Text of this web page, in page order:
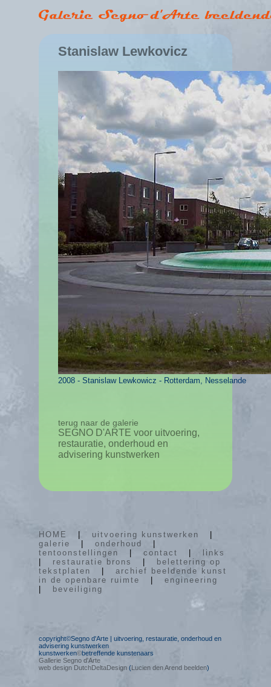
Stanislaw Lewkovicz
2008 - Stanislaw Lewkowicz - Rotterdam, Nesselande
terug naar de galerie
SEGNO D'ARTE voor uitvoering,
restauratie, onderhoud en
advisering kunstwerken
HOME uitvoering kunstwerken
galerie
onderhoud
tentoonstellingen
contact
links
restauratie brons
belettering op
tekstplaten
archief beeldende kunst
in de openbare ruimte
engineering
beveiliging
copyright©Segno d'Arte | uitvoering, restauratie, onderhoud en
advisering kunstwerken
kunstwerken©betreffende kunstenaars
Gallerie Segno d'Arte
web design DutchDeltaDesign (Lucien den Arend beelden)